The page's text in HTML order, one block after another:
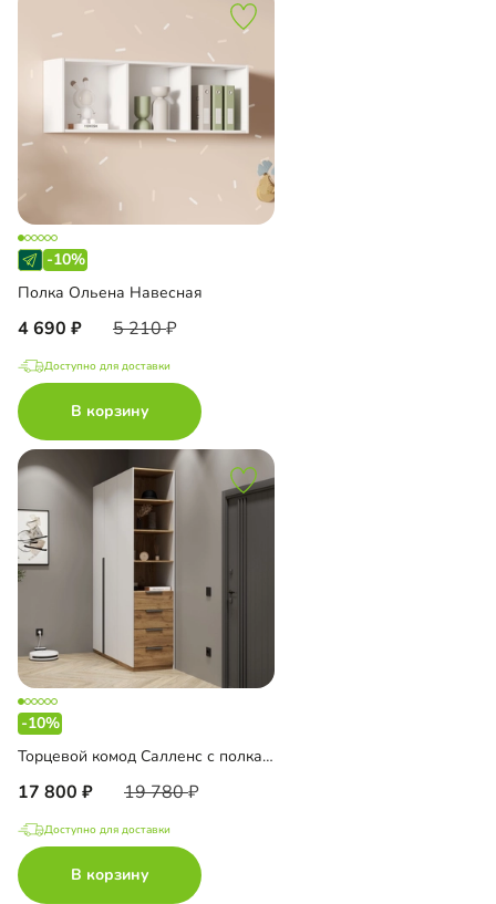
-10%
Полка Ольена Навесная
4 690 5 210
Доступно для доставки
В корзину
-10%
Торцевой комод Салленс с полками
17 800 19 780
Доступно для доставки
В корзину